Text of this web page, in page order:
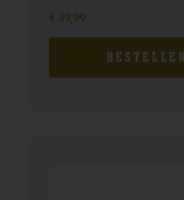
€ 39,99
BESTELLEN